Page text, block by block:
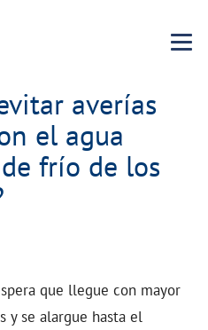
Menu
averías
el agua
frío de los
que llegue con mayor
y se alargue hasta el